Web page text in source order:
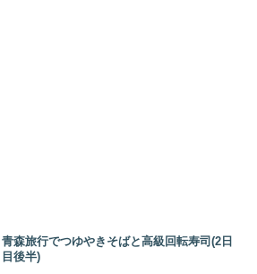
青森旅行でつゆやきそばと高級回転寿司(2日
目後半)